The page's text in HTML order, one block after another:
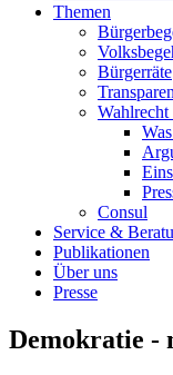
Themen
Bürgerräte
Wahlrecht
Consul
Service &
Publikationen
Über uns
Presse
Demokratie -